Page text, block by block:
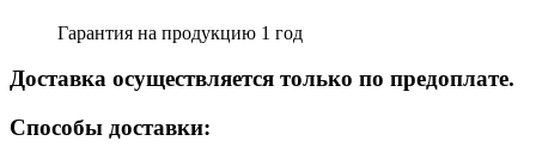
Гарантия на продукцию 1 год
Доставка осуществляется только по предоплате.
Cпособы доставки: